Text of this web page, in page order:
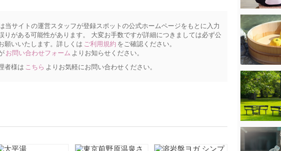
当サイトの運営スタッフが登録スポットの公式ホームページをもとに入力
がある可能性があります。 大変お手数ですが詳細につきましては必ず公
願いいたします。詳しくは ご利用規約 をご確認ください。
お問い合わせフォーム よりお知らせください。
者様は こちら よりお気軽にお問い合わせください。